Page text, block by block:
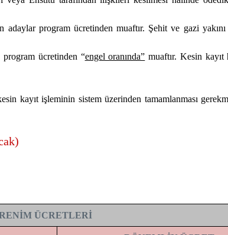
program ücretinden muaftır. Şehit ve gazi
ücretinden “engel oranında” muaftır. Kesin kayıt
kayıt işleminin sistem üzerinden tamamlanması
ÜCRETLERİ